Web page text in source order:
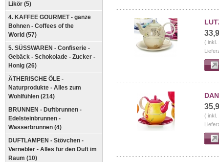
Likör (5)
4. KAFFEE GOURMET - ganze
Bohnen - Coffees of the
World (57)
5. SÜSSWAREN - Confiserie -
Gebäck - Schokolade - Zucker -
Honig (26)
ÄTHERISCHE ÖLE -
Naturprodukte - Alles zum
Wohlfühlen (214)
BRUNNEN - Duftbrunnen -
Edelsteinbrunnen -
Wasserbrunnen (4)
DUFTLAMPEN - Stövchen -
Vernebler - Alles für den Duft im
Raum (10)
( inkl.
( inkl.